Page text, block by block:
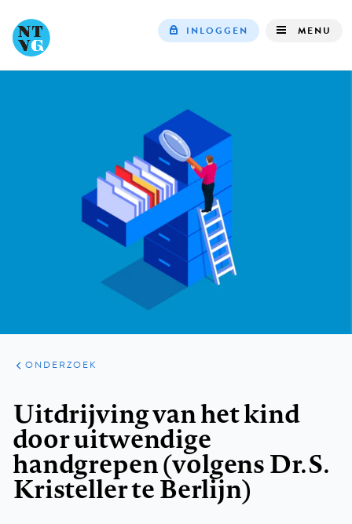
INLOGGEN MENU
ARTIKELEN
ONDERZOEK
ONDERZOEK
Uitdrijving van het kind
door uitwendige
handgrepen (volgens Dr. S.
Kristeller te Berlijn)